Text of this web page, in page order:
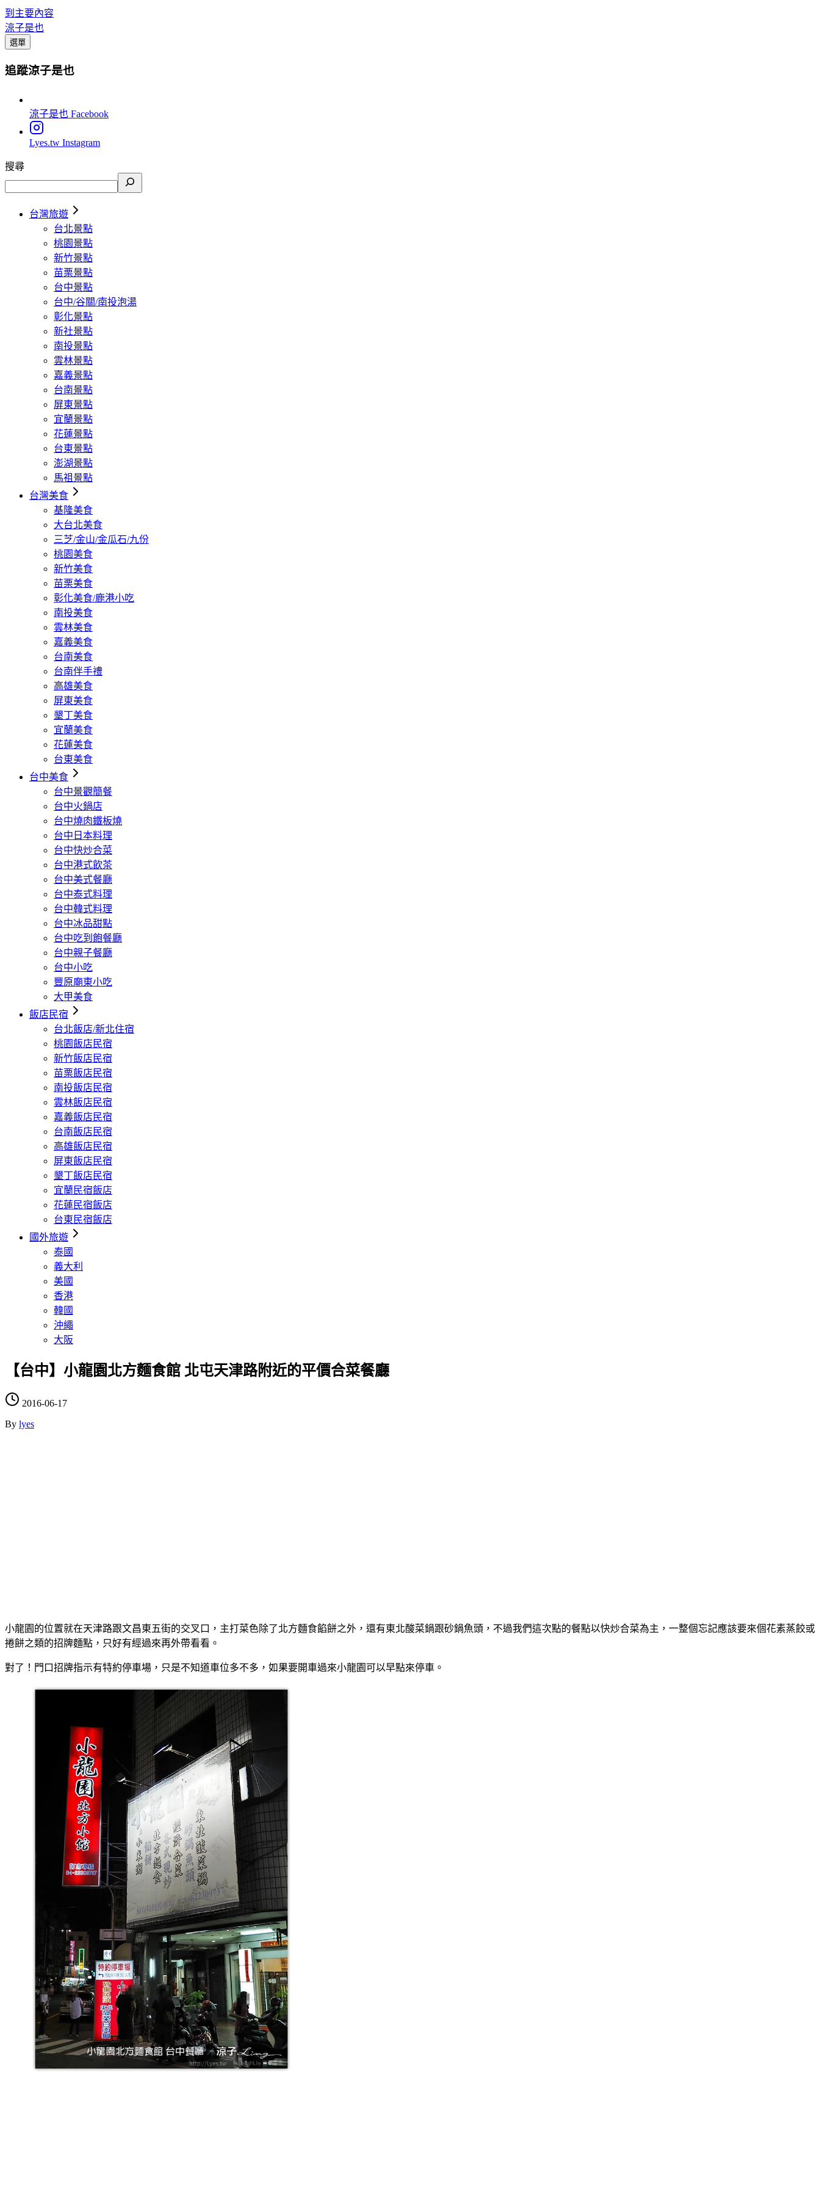
到主要內容
涼子是也
選單
追蹤涼子是也
涼子是也 Facebook
Lyes.tw Instagram
搜尋
台灣旅遊
台北景點
桃園景點
新竹景點
苗栗景點
台中景點
台中/谷關/南投泡湯
彰化景點
新社景點
南投景點
雲林景點
嘉義景點
台南景點
屏東景點
宜蘭景點
花蓮景點
台東景點
澎湖景點
馬祖景點
台灣美食
基隆美食
大台北美食
三芝/金山/金瓜石/九份
桃園美食
新竹美食
苗栗美食
彰化美食/鹿港小吃
南投美食
雲林美食
嘉義美食
台南美食
台南伴手禮
高雄美食
屏東美食
墾丁美食
宜蘭美食
花蓮美食
台東美食
台中美食
台中景觀簡餐
台中火鍋店
台中燒肉鐵板燒
台中日本料理
台中快炒合菜
台中港式飲茶
台中美式餐廳
台中泰式料理
台中韓式料理
台中冰品甜點
台中吃到飽餐廳
台中親子餐廳
台中小吃
豐原廟東小吃
大甲美食
飯店民宿
台北飯店/新北住宿
桃園飯店民宿
新竹飯店民宿
苗栗飯店民宿
南投飯店民宿
雲林飯店民宿
嘉義飯店民宿
台南飯店民宿
高雄飯店民宿
屏東飯店民宿
墾丁飯店民宿
宜蘭民宿飯店
花蓮民宿飯店
台東民宿飯店
國外旅遊
泰國
義大利
美國
香港
韓國
沖繩
大阪
【台中】小龍園北方麵食館 北屯天津路附近的平價合菜餐廳
2016-06-17
By lyes
小龍園的位置就在天津路跟文昌東五街的交叉口，主打菜色除了北方麵食餡餅之外，還有東北酸菜鍋跟砂鍋魚頭，不過我們這次點的餐點以快炒合菜為主，一整個忘記應該要來個花素蒸餃或
捲餅之類的招牌麵點，只好有經過來再外帶看看。
對了！門口招牌指示有特約停車場，只是不知道車位多不多，如果要開車過來小龍園可以早點來停車。